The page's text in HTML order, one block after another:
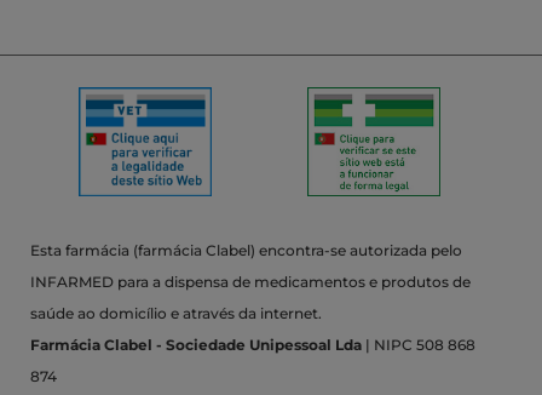
Esta farmácia (farmácia Clabel) encontra-se autorizada pelo
INFARMED para a dispensa de medicamentos e produtos de
saúde ao domicílio e através da internet.
Farmácia Clabel - Sociedade Unipessoal Lda | NIPC 508 868
874